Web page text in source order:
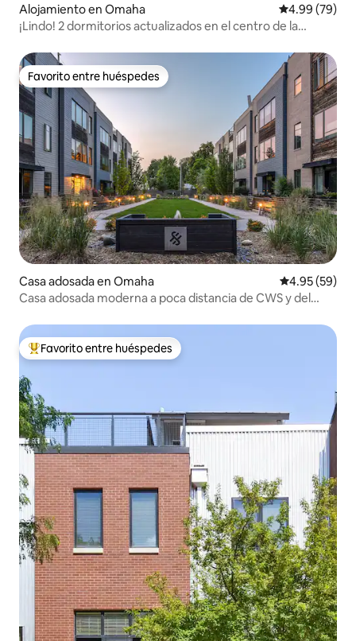
Alojamiento en Omaha Calificación
4.99 (79)
¡Lindo! 2 dormitorios actualizados en el centro de la
Favorito entre huéspedes
Favorito entre huéspedes
Casa adosada en Omaha Calificación
4.95 (59)
Casa adosada moderna a poca distancia de CWS y del
Favorito entre huéspedes preferido
Favorito entre huéspedes